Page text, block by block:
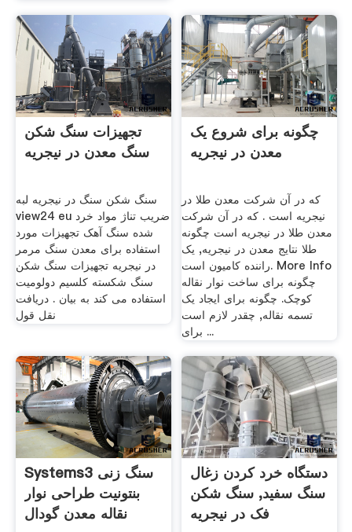
تجهیزات سنگ شکن
سنگ معدن در نیجریه
سنگ شکن سنگ در نیجریه لبه
view24 eu ضریب تناژ مواد خرد
شده سنگ آهک تجهیزات مورد
استفاده برای معدن سنگ مرمر
در نیجریه تجهیزات سنگ شکن
سنگ شکسته کلسیم دولومیت
استفاده می کند به بیان . دریافت
نقل قول
چگونه برای شروع یک
معدن در نیجریه
که در آن شرکت معدن طلا در
نیجریه است . که در آن شرکت
معدن طلا در نیجریه است چگونه
طلا نتایج معدن در نیجریه, یک
راننده کامیون است. More Info
چگونه برای ساخت نوار نقاله
کوچک. چگونه برای ایجاد یک
تسمه نقاله, چقدر لازم است
برای ...
Systems3 سنگ زنی
بنتونیت طراحی نوار
نقاله معدن گودال
دستگاه خرد کردن زغال
سنگ سفید, سنگ شکن
فک در نیجریه